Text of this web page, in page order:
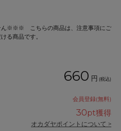
※※※ こちらの商品は、注意事項にご
る商品です。
660 円 (税込)
会員登録(無料)
30pt獲得
オカダヤポイントについて >